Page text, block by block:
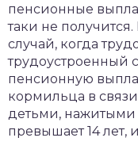
пенсионные
таки не
случай, когда
трудоустроенный
пенсионную
кормильца в
детьми, нажитыми
превышает 14 лет,